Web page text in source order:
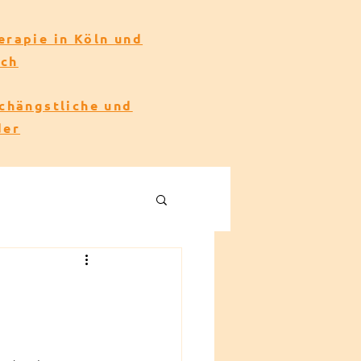
in Köln und
und